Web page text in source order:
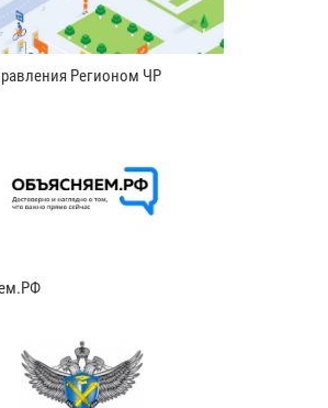
Регионом ЧР